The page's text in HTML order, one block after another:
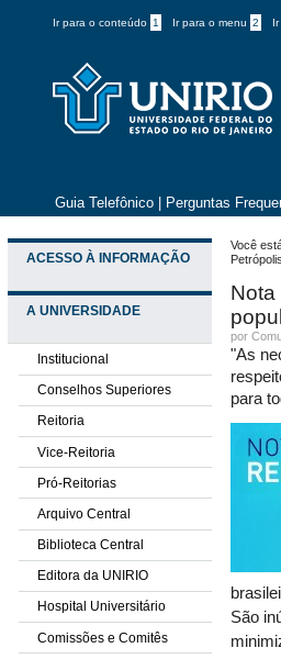
Ir para o conteúdo 1 Ir para o menu 2
Guia Telefônico Perguntas
ACESSO À INFORMAÇÃO
A UNIVERSIDADE
Institucional
Conselhos Superiores
Reitoria
Vice-Reitoria
Pró-Reitorias
Arquivo Central
Biblioteca Central
Editora da UNIRIO
Hospital Universitário
Comissões e Comitês
Você
Petrópolis
Nota
por
"As
para
São